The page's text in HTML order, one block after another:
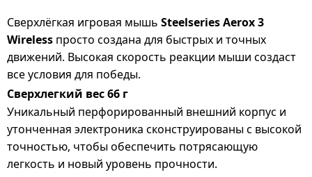
Сверхлёгкая игровая мышь Steelseries Aerox 3
Wireless просто создана для быстрых и точных
движений. Высокая скорость реакции мыши создаст
все условия для победы.
Сверхлегкий вес 66 г
Уникальный перфорированный внешний корпус и
утонченная электроника сконструированы с высокой
точностью, чтобы обеспечить потрясающую
легкость и новый уровень прочности.